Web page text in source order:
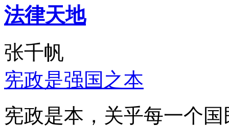
法律天地
张千帆
宪政是强国之本
宪政是本，关乎每一个